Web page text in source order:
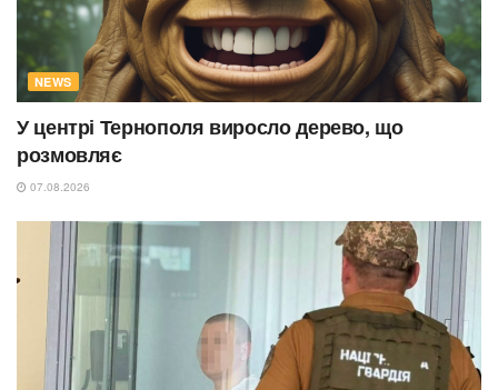
NEWS
У центрі Тернополя виросло дерево, що
розмовляє
07.08.2026